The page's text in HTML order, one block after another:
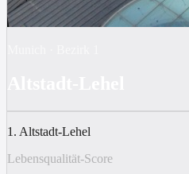
1. Altstadt-Lehel
Lebensqualität-Score